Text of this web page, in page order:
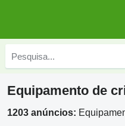
Equipamento de
1203 anúncios: